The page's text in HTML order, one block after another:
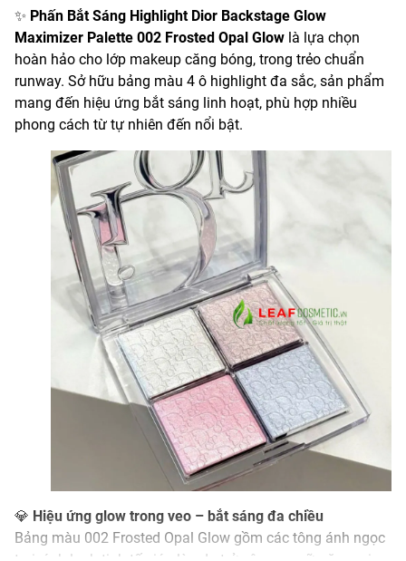
✨ Phấn Bắt Sáng Highlight Dior Backstage Glow
Maximizer Palette 002 Frosted Opal Glow là lựa chọn
hoàn hảo cho lớp makeup căng bóng, trong trẻo chuẩn
runway. Sở hữu bảng màu 4 ô highlight đa sắc, sản phẩm
mang đến hiệu ứng bắt sáng linh hoạt, phù hợp nhiều
phong cách từ tự nhiên đến nổi bật.
💎 Hiệu ứng glow trong veo – bắt sáng đa chiều
Bảng màu 002 Frosted Opal Glow gồm các tông ánh ngọc